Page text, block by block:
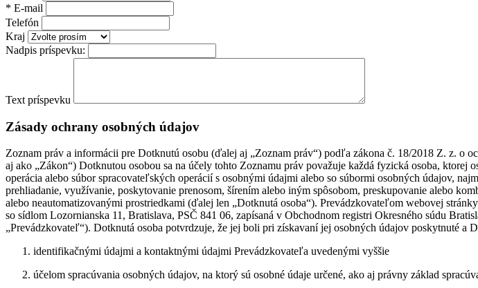
* E-mail
Telefón
Kraj
Nadpis príspevku:
Text príspevku
Zásady ochrany osobných údajov
Zoznam práv a informácii pre Dotknutú osobu (ďalej aj „Zoznam práv“) podľa zákona č. 18/2018 Z. z. o
aj ako „Zákon“) Dotknutou osobou sa na účely tohto Zoznamu práv považuje každá fyzická osoba, ktorej
operácia alebo súbor spracovateľských operácií s osobnými údajmi alebo so súbormi osobných údajov,
prehliadanie, využívanie, poskytovanie prenosom, šírením alebo iným spôsobom, preskupovanie alebo
alebo neautomatizovanými prostriedkami (ďalej len „Dotknutá osoba“). Prevádzkovateľom webovej stránky
so sídlom Lozornianska 11, Bratislava, PSČ 841 06, zapísaná v Obchodnom registri Okresného súdu
„Prevádzkovateľ“). Dotknutá osoba potvrdzuje, že jej boli pri získavaní jej osobných údajov poskytnuté a
identifikačnými údajmi a kontaktnými údajmi Prevádzkovateľa uvedenými vyššie
účelom spracúvania osobných údajov, na ktorý sú osobné údaje určené, ako aj právny základ